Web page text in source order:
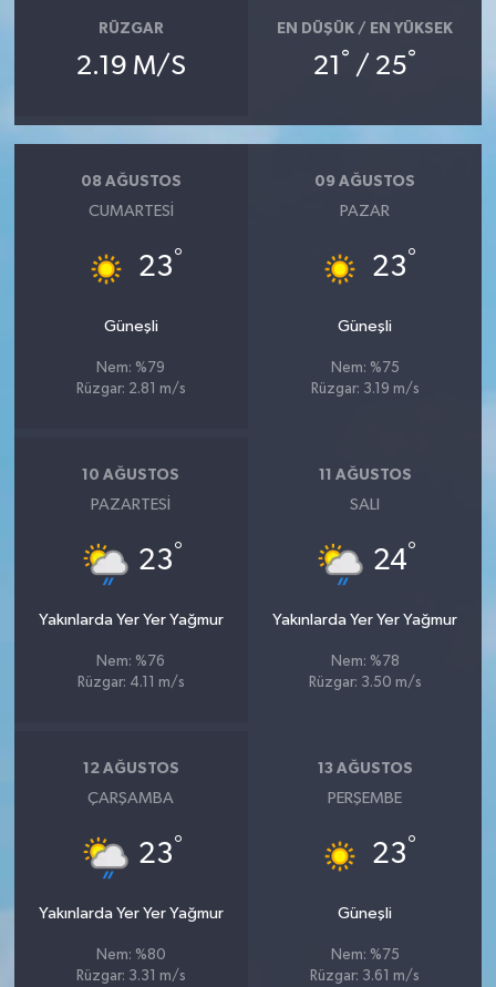
RÜZGAR
2.19 M/S
EN DÜŞÜK / EN YÜKSEK
21 ° / 25°
08 AĞUSTOS
CUMARTESI
23°
Güneşli
Nem: %79
Rüzgar: 2.81 m/s
09 AĞUSTOS
PAZAR
23°
Güneşli
Nem: %75
Rüzgar: 3.19 m/s
10 AĞUSTOS
PAZARTESI
23°
Yakınlarda Yer Yer Yağmur
Nem: %76
Rüzgar: 4.11 m/s
11 AĞUSTOS
SALI
24°
Yakınlarda Yer Yer Yağmur
Nem: %78
Rüzgar: 3.50 m/s
12 AĞUSTOS
ÇARŞAMBA
23°
Yakınlarda Yer Yer Yağmur
Nem: %80
Rüzgar: 3.31 m/s
13 AĞUSTOS
PERŞEMBE
23°
Güneşli
Nem: %75
Rüzgar: 3.61 m/s